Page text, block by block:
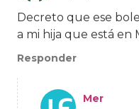
Decreto que ese
a mi hija que está en
Responder
Mer